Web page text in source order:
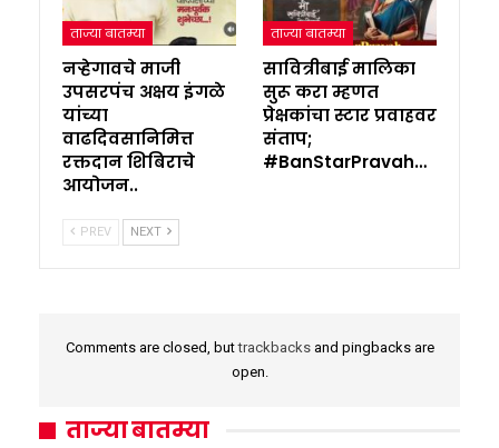
ताज्या बातम्या
नऱ्हेगावचे माजी
उपसरपंच अक्षय इंगळे
यांच्या
वाढदिवसानिमित्त
रक्तदान शिबिराचे
आयोजन..
ताज्या बातम्या
सावित्रीबाई मालिका
सुरू करा म्हणत
प्रेक्षकांचा स्टार प्रवाहवर
संताप;
#BanStarPravah…
PREV NEXT
Comments are closed, buttrackbacksand pingbacks are
open.
ताज्या बातम्या